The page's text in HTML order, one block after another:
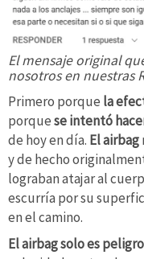
El mensaje original
nosotros en nuestras
Primero porque la
porquese intentó
de hoy en día. El airbag
y de hecho
lograban atajar al
escurría por su
en el camino.
El airbag solo es